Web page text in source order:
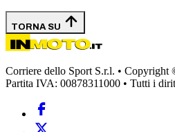
TORNA SU
Corriere dello Sport S.r.l. • Copyright
Partita IVA: 00878311000 • Tutti i